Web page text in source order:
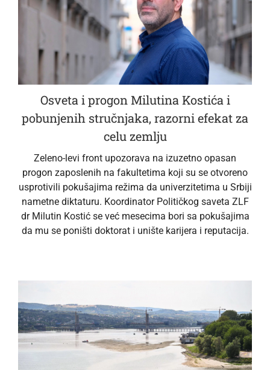
Osveta i progon Milutina Kostića i
pobunjenih stručnjaka, razorni efekat za
celu zemlju
Zeleno-levi front upozorava na izuzetno opasan
progon zaposlenih na fakultetima koji su se otvoreno
usprotivili pokušajima režima da univerzitetima u Srbiji
nametne diktaturu. Koordinator Političkog saveta ZLF
dr Milutin Kostić se već mesecima bori sa pokušajima
da mu se poništi doktorat i unište karijera i reputacija.